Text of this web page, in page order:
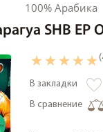
100% Арабика
SHB EP
В закладки
В сравнение